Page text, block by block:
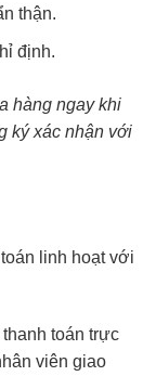
thận.
định.
hàng ngay khi
ký xác nhận với
linh hoạt với
toán trực
viên giao